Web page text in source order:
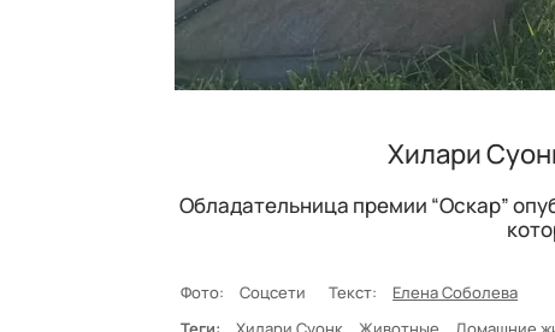
Хилари
Обладательница премии “Оскар”
Фото: Соцсети Текст: Елена Соболева